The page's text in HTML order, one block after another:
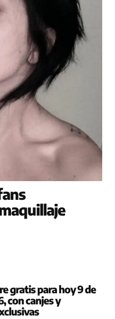
gratis para hoy 9 de
con canjes y